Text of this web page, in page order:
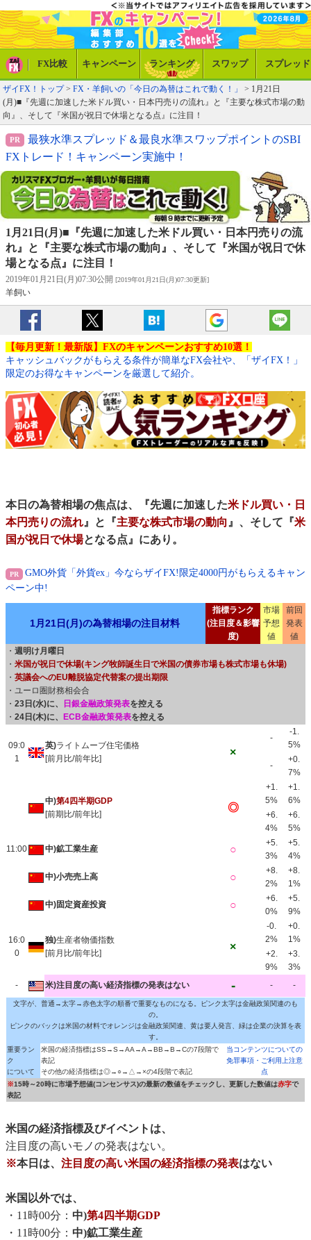
FX比較 キャンペーン ランキング スワップ スプレッド
ザイFX！トップ> FX・羊飼いの「今日の為替はこれで動く！」
> 1月21日
(月)■『先週に加速した米ドル買い・日本円売りの流れ』と『主要な株式市場の動
向』、そして『米国が祝日で休場となる点』に注目！
最狭水準スプレッド＆最良水準スワップポイントのSBI
FXトレード！キャンペーン実施中！
1月21日(月)■『先週に加速した米ドル買い・日本円売りの流
れ』と『主要な株式市場の動向』、そして『米国が祝日で休
場となる点』に注目！
2019年01月21日(月)07:30公開 [2019年01月21日(月)07:30更新]
羊飼い
【毎月更新！最新版】FXのキャンペーンおすすめ10選！
キャッシュバックがもらえる条件が簡単なFX会社や、「ザイFX！」
限定のお得なキャンペーンを厳選して紹介。
本日の為替相場の焦点は、『先週に加速した米ドル買い・日
本円売りの流れ』と『主要な株式市場の動向』、そして『米
国が祝日で休場となる点』にあり。
GMO外貨「外貨ex」今ならザイFX!限定4000円がもらえるキャン
ペーン中!
1月21日(月)の為替相場の注目材料
指標ランク
(注目度＆影響
度)
市場
予想
値
前回
発表
値
・ 週明け月曜日
・ 米国が祝日で休場(キング牧師誕生日で米国の債券市場も株式市場も休場)
・ 英議会へのEU離脱協定代替案の提出期限
・ユーロ圏財務相会合
・ 23日(水)に、 日銀金融政策発表を控える
・ 24日(木)に、 ECB金融政策発表を控える
09:0
1
英)ライトムーブ住宅価格
[前月比/前年比]
×
-
-1.
5%
-
+0.
7%
11:00
中)第4四半期GDP
[前期比/前年比]
◎
+1.
5%
+1.
6%
+6.
4%
+6.
5%
中)鉱工業生産 ○
+5.
3%
+5.
4%
中)小売売上高 ○
+8.
2%
+8.
1%
中)固定資産投資 ○
+6.
0%
+5.
9%
16:0
0
独)生産者物価指数
[前月比/前年比]
×
-0.
2%
+0.
1%
+2.
9%
+3.
3%
-
米)注目度の高い経済指標の発表はない - - -
文字が、普通→太字→赤色太字の順番で重要なものになる。ピンク太字は金融政策関連のも
の。
ピンクのバックは米国の材料でオレンジは金融政策関連、黄は要人発言、緑は企業の決算を表
す。
重要ラン
ク
について
米国の経済指標はSS→S→AA→A→BB→B→Cの7段階で
表記
その他の経済指標は◎→○→△→×の4段階で表記
当コンテンツについての
免罪事項・ご利用上注意
点
※15時～20時に市場予想値(コンセンサス)の最新の数値をチェックし、更新した数値は赤字で
表記
米国の経済指標及びイベントは、
注目度の高いモノの発表はない。
※本日は、 注目度の高い米国の経済指標の発表はない
米国以外では、
・11時00分： 中)第4四半期GDP
・11時00分： 中)鉱工業生産